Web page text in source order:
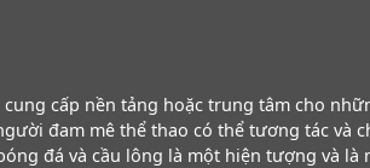
cấp nền tảng hoặc trung tâm cho
đam mê thể thao có thể tương tác và
đá và cầu lông là một hiện tượng và là